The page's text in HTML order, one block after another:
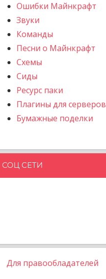
Ошибки Майнкрафт
Звуки
Команды
Песни о Майнкрафт
Схемы
Сиды
Ресурс паки
Плагины для серверов
Бумажные поделки
СОЦ СЕТИ
Для правообладателей